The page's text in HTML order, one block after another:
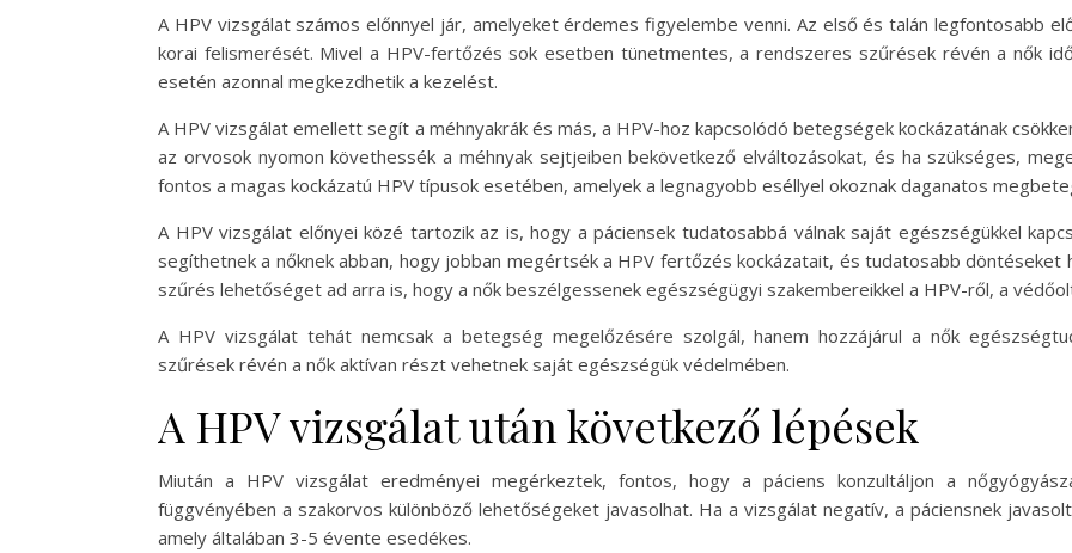
A HPV vizsgálat számos előnnyel jár, amelyeket érdemes figyelembe venni. Az első és talán legfontosabb
korai felismerését. Mivel a HPV-fertőzés sok esetben tünetmentes, a rendszeres szűrések révén a nők
esetén azonnal megkezdhetik a kezelést.
A HPV vizsgálat emellett segít a méhnyakrák és más, a HPV-hoz kapcsolódó betegségek kockázatának
az orvosok nyomon követhessék a méhnyak sejtjeiben bekövetkező elváltozásokat, és ha szükséges,
fontos a magas kockázatú HPV típusok esetében, amelyek a legnagyobb eséllyel okoznak daganatos
A HPV vizsgálat előnyei közé tartozik az is, hogy a páciensek tudatosabbá válnak saját egészségükkel
segíthetnek a nőknek abban, hogy jobban megértsék a HPV fertőzés kockázatait, és tudatosabb döntéseket
szűrés lehetőséget ad arra is, hogy a nők beszélgessenek egészségügyi szakembereikkel a HPV-ről, a
A HPV vizsgálat tehát nemcsak a betegség megelőzésére szolgál, hanem hozzájárul a nők
szűrések révén a nők aktívan részt vehetnek saját egészségük védelmében.
A HPV vizsgálat után következő lépések
Miután a HPV vizsgálat eredményei megérkeztek, fontos, hogy a páciens konzultáljon a
függvényében a szakorvos különböző lehetőségeket javasolhat. Ha a vizsgálat negatív, a páciensnek
amely általában 3-5 évente esedékes.